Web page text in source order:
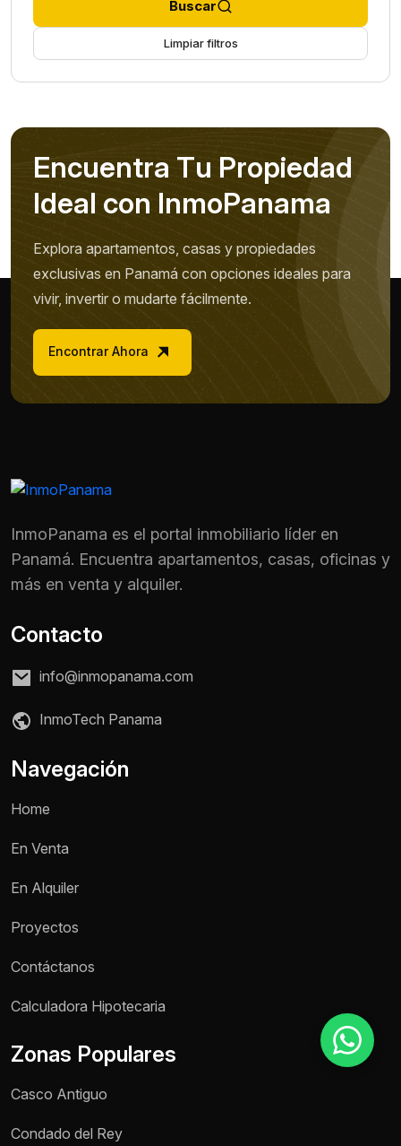
Nombre *
Buscar
Limpiar filtros
Encuentra Tu Propiedad
Ideal con InmoPanama
Explora apartamentos, casas y propiedades
exclusivas en Panamá con opciones ideales para
vivir, invertir o mudarte fácilmente.
Encontrar Ahora
InmoPanama es el portal inmobiliario líder en
Panamá. Encuentra apartamentos, casas, oficinas y
más en venta y alquiler.
Contacto
info@inmopanama.com
InmoTech Panama
Navegación
Home
En Venta
En Alquiler
Proyectos
Contáctanos
Calculadora Hipotecaria
Zonas Populares
Casco Antiguo
Condado del Rey